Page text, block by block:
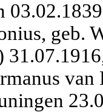
geb.